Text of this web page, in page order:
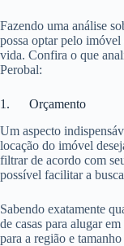
Fazendo uma análise
possa optar pelo
vida. Confira o que
Perobal:
1. Orçamento
Um aspecto
locação do imóvel
filtrar de acordo com
possível facilitar a
Sabendo exatamente
de casas para alugar
para a região e